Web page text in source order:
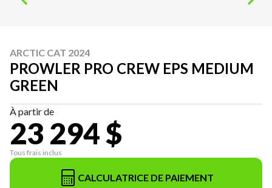
ARCTIC CAT 2024
PROWLER PRO CREW EPS MEDIUM
GREEN
À partir de
23 294 $
Tous frais inclus
CALCULATRICE DE PAIEMENT